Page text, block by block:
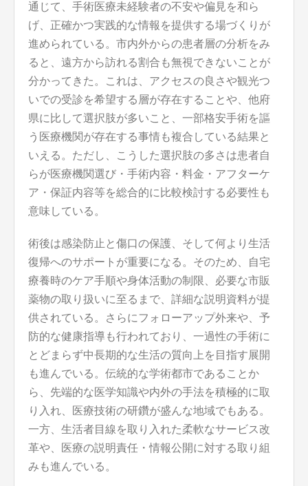
通じて、手術医療未経験者の不安や偏見を和ら
げ、正確かつ実践的な情報を提供する場づくりが
進められている。市内外からの患者層の分析をみ
ると、遠方から訪れる割合も無視できないことが
分かってきた。これは、アクセスの良さや観光つ
いでの受診を希望する層が存在することや、他府
県に比して選択肢が多いこと、一部格安手術を謳
う医療機関が存在する事情も複合している結果と
いえる。ただし、こうした選択肢の多さは患者自
らが医療機関選び・手術内容・料金・アフターケ
ア・保証内容等を総合的に比較検討する必要性も
意味している。
術後は感染防止と傷口の保護、そして何より生活
復帰へのサポートが重要になる。そのため、自宅
療養時のケア手順や身体活動の制限、必要な市販
薬物の取り扱いに至るまで、詳細な説明資料が提
供されている。さらにフォローアップ外来や、予
防的な健康指導も行われており、一過性の手術に
とどまらず中長期的な生活の質向上を目指す展開
も進んでいる。伝統的な学術都市であることか
ら、先端的な医学知識や内外の手法を積極的に取
り入れ、医療技術の研鑽が盛んな地域でもある。
一方、生活者目線を取り入れた柔軟なサービス改
革や、医療の説明責任・情報公開に対する取り組
みも進んでいる。